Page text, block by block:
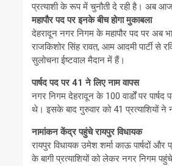
प्रत्याशी के रूप में चुनौती दे रही है। अब आज
महापौर पद पर इनके बीच होगा मुकाबला
देहरादून नगर निगम के महापौर पद पर अब
राजकिशोर सिंह रावत, आम आदमी पार्टी से
सुलोचना ईष्टवाल मैदान में हैं।
पार्षद पद पर 41 ने लिए नाम वापस
नगर निगम देहरादून के 100 वार्डों पर
थे। इसके बाद गुरुवार को 41 प्रत्याशियों
नामांकन केंद्र पहुंचे रायपुर विधायक
रायपुर विधायक उमेश शर्मा काऊ पार्षदों
के बागी प्रत्याशियों को लेकर नगर निगम